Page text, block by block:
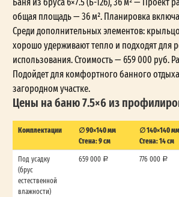
общая площадь — 36 м². Планировка
Среди дополнительных элементов:
хорошо удерживают тепло и подходят для
использования. Стоимость — 659 000 руб.
Подойдет для комфортного банного
загородном участке.
Цены на баню 7.5×6 из
Комплектации
∅ 90×140 мм
Стена: 9 см
∅ 140×140 мм
Стена: 14 см
Под усадку
(брус
естественной
влажности)
659 000 776 000